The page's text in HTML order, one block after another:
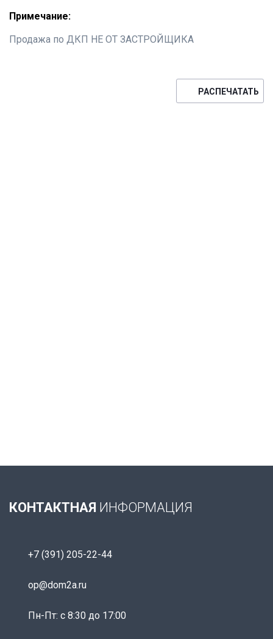
Примечание:
Продажа по ДКП НЕ ОТ ЗАСТРОЙЩИКА
РАСПЕЧАТАТЬ
КОНТАКТНАЯ ИНФОРМАЦИЯ
+7 (391) 205-22-44
op@dom2a.ru
Пн-Пт: c 8:30 до 17:00